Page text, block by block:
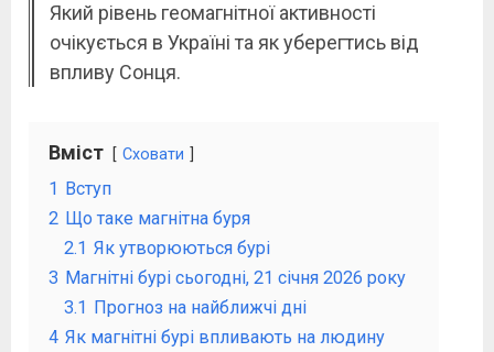
Який рівень геомагнітної активності
очікується в Україні та як уберегтись від
впливу Сонця.
Вміст Сховати
1 Вступ
2 Що таке магнітна буря
2.1 Як утворюються бурі
3 Магнітні бурі сьогодні, 21 січня 2026 року
3.1 Прогноз на найближчі дні
4 Як магнітні бурі впливають на людину